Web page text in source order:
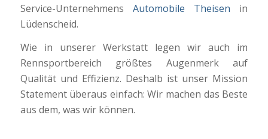
Service-Unternehmens Automobile Theisen in
Lüdenscheid.
Wie in unserer Werkstatt legen wir auch im
Rennsportbereich größtes Augenmerk auf
Qualität und Effizienz. Deshalb ist unser Mission
Statement überaus einfach: Wir machen das Beste
aus dem, was wir können.